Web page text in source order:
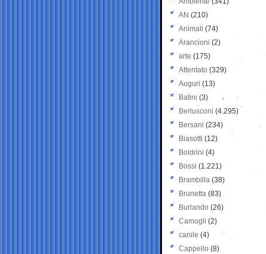
AN (210)
Animali (74)
Arancioni (2)
arte (175)
Attentato (329)
Auguri (13)
Batini (3)
Berlusconi (4.295)
Bersani (234)
Biasotti (12)
Boldrini (4)
Bossi (1.221)
Brambilla (38)
Brunetta (83)
Burlando (26)
Camogli (2)
canile (4)
Cappello (8)